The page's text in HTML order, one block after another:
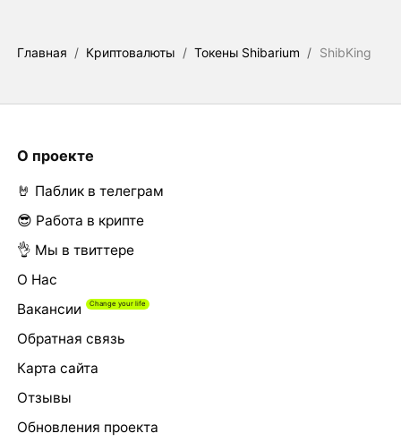
Главная / Криптовалюты / Токены Shibarium / ShibKing
О проекте
🤘 Паблик в телеграм
😎 Работа в крипте
👌 Мы в твиттере
О Нас
Вакансии
Обратная связь
Карта сайта
Отзывы
Обновления проекта